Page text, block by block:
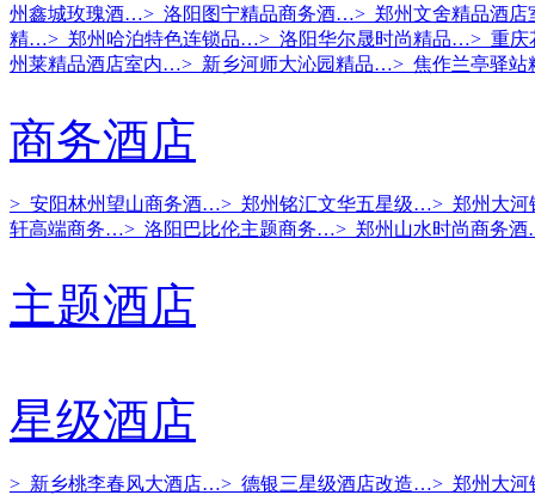
州鑫城玫瑰酒…> 洛阳图宁精品商务酒…> 郑州文舍精品酒
精…> 郑州哈泊特色连锁品…> 洛阳华尔晟时尚精品…> 重庆
州莱精品酒店室内…> 新乡河师大沁园精品…> 焦作兰亭驿
商务酒店
> 安阳林州望山商务酒…> 郑州铭汇文华五星级…> 郑州大
轩高端商务…> 洛阳巴比伦主题商务…> 郑州山水时尚商务
主题酒店
星级酒店
> 新乡桃李春风大酒店…> 德银三星级酒店改造…> 郑州大